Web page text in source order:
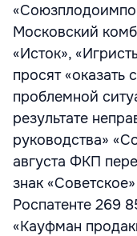
Московский
«Исток»,
просят «оказать
проблемной
результате
руководства»
августа ФКП
знак
Роспатенте 269
«Кауфман